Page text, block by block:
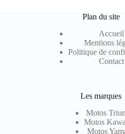
Plan du site
Accueil
Mentions
Politique de
Contact
Les marques
Motos
Motos
Motos